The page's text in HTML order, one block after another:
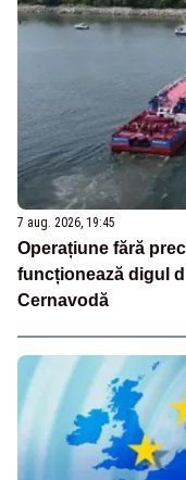
7 aug. 2026, 19:45
Operațiune fără
funcționează digul
Cernavodă